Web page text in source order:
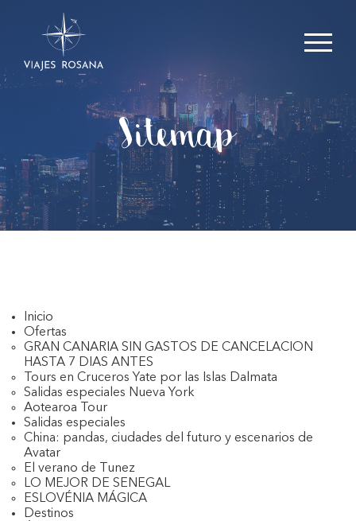
Sitemap
Inicio
Ofertas
GRAN CANARIA SIN GASTOS DE CANCELACION
HASTA 7 DIAS ANTES
Tours en Cruceros Yate por las Islas Dalmata
Salidas especiales Nueva York
Aotearoa Tour
Salidas especiales
China: pandas, ciudades del futuro y escenarios de
Avatar
El verano de Tunez
LO MEJOR DE SENEGAL
ESLOVÉNIA MÁGICA
Destinos